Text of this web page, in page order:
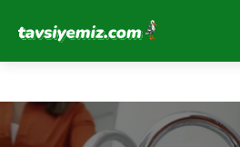
Tavsiyemiz Anasayfa